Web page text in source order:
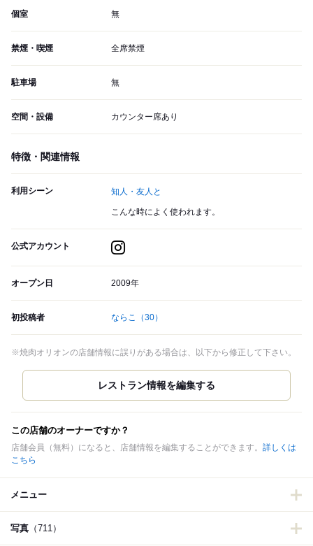
個室 無
禁煙・喫煙 全席禁煙
駐車場 無
空間・設備 カウンター席あり
特徴・関連情報
利用シーン 知人・友人と
こんな時によく使われます。
公式アカウント
オープン日 2009年
初投稿者 ならこ （30）
※焼肉オリオンの店舗情報に誤りがある場合は、以下から修正して下さい。
この店舗のオーナーですか？
店舗会員（無料）になると、店舗情報を編集することができます。 詳しくは
こちら
メニュー
写真 （711）